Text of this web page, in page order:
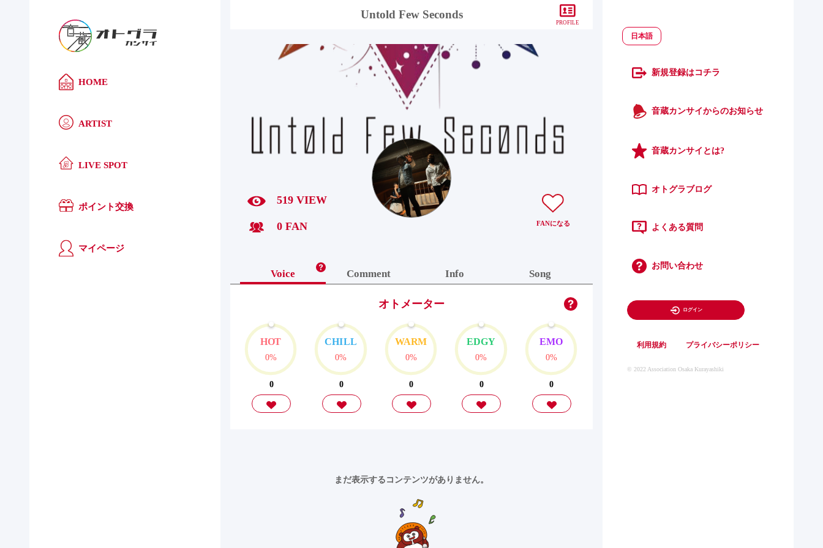
HOME
ARTIST
LIVE SPOT
ポイント交換
マイページ
Untold Few Seconds
PROFILE
519 VIEW
0 FAN FANになる
Voice Comment Info Song
オトメーター
HOT
0%
0
CHILL
0%
0
WARM
0%
0
EDGY
0%
0
EMO
0%
0
まだ表示するコンテンツがありません。
日本語
新規登録はコチラ
音蔵カンサイからのお知らせ
音蔵カンサイとは?
オトグラブログ
よくある質問
お問い合わせ
ログイン
利用規約 プライバシーポリシー
© 2022 Association Osaka Kurayashiki